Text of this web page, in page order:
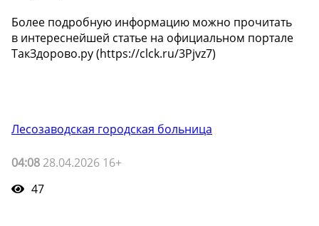
Более подробную информацию можно прочитать
в интереснейшей статье на официальном портале
ТакЗдорово.ру (https://clck.ru/3Pjvz7)
Лесозаводская городская больница
04:08 28.04.2026 16+
47